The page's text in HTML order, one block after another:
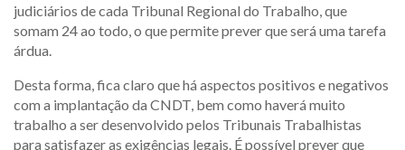
judiciários de cada Tribunal Regional do Trabalho, que
somam 24 ao todo, o que permite prever que será uma tarefa
árdua.
Desta forma, fica claro que há aspectos positivos e negativos
com a implantação da CNDT, bem como haverá muito
trabalho a ser desenvolvido pelos Tribunais Trabalhistas
para satisfazer as exigências legais. É possível prever que